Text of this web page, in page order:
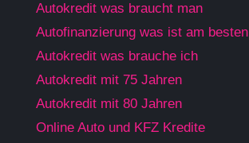
Autokredit was braucht man
Autofinanzierung was ist am besten
Autokredit was brauche ich
Autokredit mit 75 Jahren
Autokredit mit 80 Jahren
Online Auto und KFZ Kredite